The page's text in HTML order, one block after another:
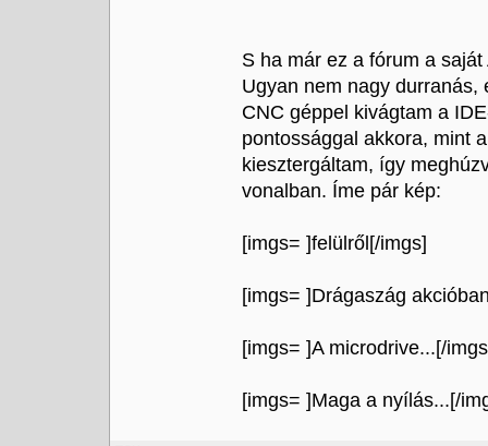
S ha már ez a fórum a
Ugyan nem nagy
CNC géppel kivágtam a
pontossággal akkora, mint
kiesztergáltam, így
vonalban. Íme pár kép:
[imgs= ]felülről[/imgs]
[imgs= ]Drágaszág
[imgs= ]A microdrive...[/
[imgs= ]Maga a nyílás...[/